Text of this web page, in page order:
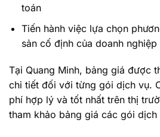
toán
Tiến hành việc lựa chọn
sản cố định của doanh nghiệp
Tại Quang Minh, bảng giá được
chi tiết đối với từng gói dịch vụ.
phí hợp lý và tốt nhất trên thị
tham khảo bảng giá các gói dịch